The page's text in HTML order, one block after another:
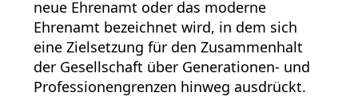
neue Ehrenamt oder das moderne
Ehrenamt bezeichnet wird, in dem sich
eine Zielsetzung für den Zusammenhalt
der Gesellschaft über Generationen- und
Professionengrenzen hinweg ausdrückt.